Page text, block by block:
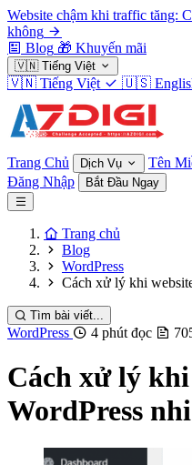
Website chậm khi traffic tăng:
không
Blog 🎁 Khuyến mãi
🇻🇳 Tiếng Việt
🇻🇳 Tiếng Việt 🇺🇸
Trang Chủ Dịch Vụ Tên
Đăng Nhập Bắt Đầu Ngay
Trang chủ
Blog
WordPress
Cách xử lý khi
Tìm bài viết...
WordPress 4 phút đọc
Cách xử lý
WordPress